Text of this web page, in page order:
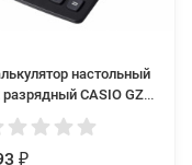
настольный
разрядный CASIO GZ-
₽